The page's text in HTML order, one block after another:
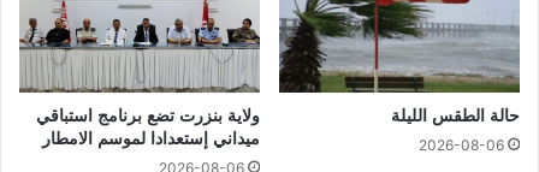
حالة الطقس الليلة
2026-08-06
ولاية بنزرت تضع برنامج استباقي
ميداني إستعدادا لموسم الامطار
2026-08-06